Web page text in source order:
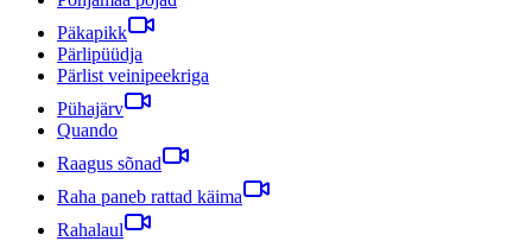
Päkapikk
Pärlipüüdja
Pärlist veinipeekriga
Pühajärv
Quando
Raagus sõnad
Raha paneb rattad käima
Rahalaul